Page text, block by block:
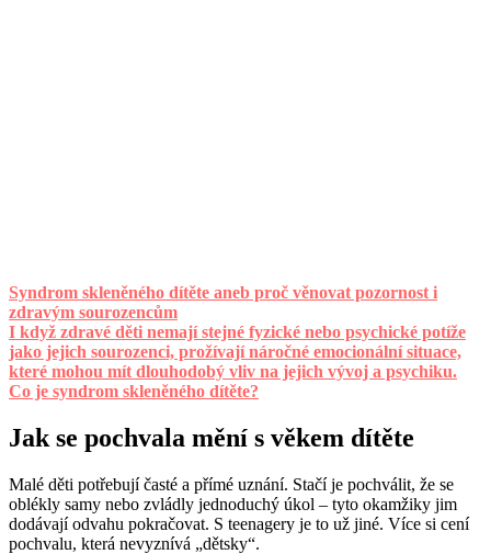
Syndrom skleněného dítěte aneb proč věnovat pozornost i
zdravým sourozencům
I když zdravé děti nemají stejné fyzické nebo psychické potíže
jako jejich sourozenci, prožívají náročné emocionální situace,
které mohou mít dlouhodobý vliv na jejich vývoj a psychiku.
Co je syndrom skleněného dítěte?
Jak se pochvala mění s věkem dítěte
Malé děti potřebují časté a přímé uznání. Stačí je pochválit, že se
oblékly samy nebo zvládly jednoduchý úkol – tyto okamžiky jim
dodávají odvahu pokračovat. S teenagery je to už jiné. Více si cení
pochvalu, která nevyznívá „dětsky“.